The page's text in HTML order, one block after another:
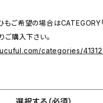
もご希望の場合はCATEGORY
ご購入下さい。
categories/